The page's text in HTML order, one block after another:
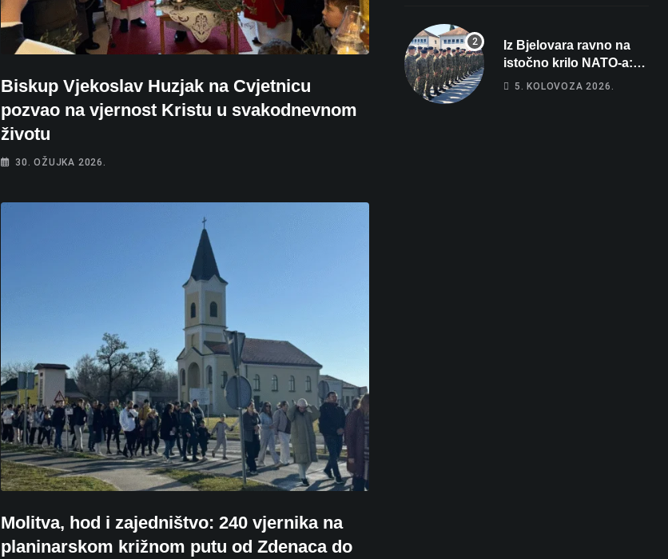
Biskup Vjekoslav Huzjak na Cvjetnicu
pozvao na vjernost Kristu u svakodnevnom
životu
30. OŽUJKA 2026.
Molitva, hod i zajedništvo: 240 vjernika na
planinarskom križnom putu od Zdenaca do
Iz Bjelovara ravno na
istočno krilo NATO-a:
Evo kamo odlazi 82
5. KOLOVOZA 2026.